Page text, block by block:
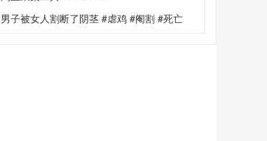
男子被女人割断了阴茎 #虐鸡 #阉割 #死亡